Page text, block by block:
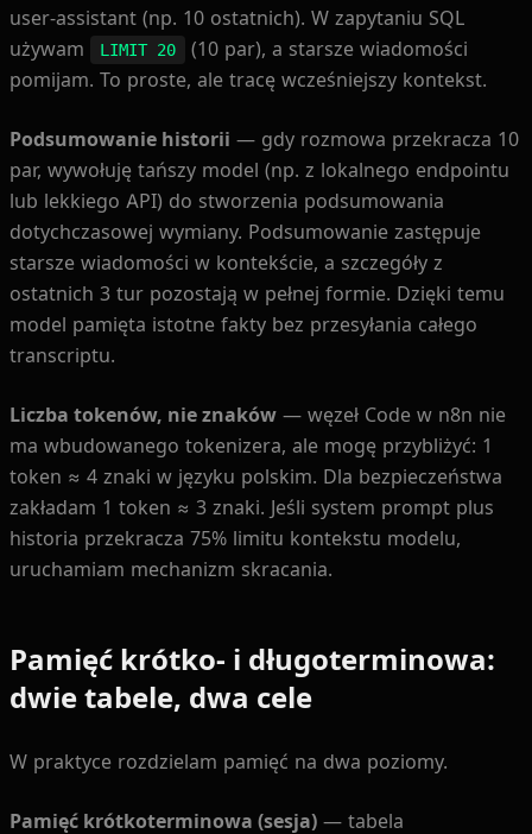
user-assistant (np. 10 ostatnich). W zapytaniu SQL
używam
LIMIT 20
(10 par), a starsze wiadomości
pomijam. To proste, ale tracę wcześniejszy kontekst.
Podsumowanie historii — gdy rozmowa przekracza 10
par, wywołuję tańszy model (np. z lokalnego endpointu
lub lekkiego API) do stworzenia podsumowania
dotychczasowej wymiany. Podsumowanie zastępuje
starsze wiadomości w kontekście, a szczegóły z
ostatnich 3 tur pozostają w pełnej formie. Dzięki temu
model pamięta istotne fakty bez przesyłania całego
transcriptu.
Liczba tokenów, nie znaków — węzeł Code w n8n nie
ma wbudowanego tokenizera, ale mogę przybliżyć: 1
token ≈ 4 znaki w języku polskim. Dla bezpieczeństwa
zakładam 1 token ≈ 3 znaki. Jeśli system prompt plus
historia przekracza 75% limitu kontekstu modelu,
uruchamiam mechanizm skracania.
Pamięć krótko- i długoterminowa:
dwie tabele, dwa cele
W praktyce rozdzielam pamięć na dwa poziomy.
Pamięć krótkoterminowa (sesja) — tabela